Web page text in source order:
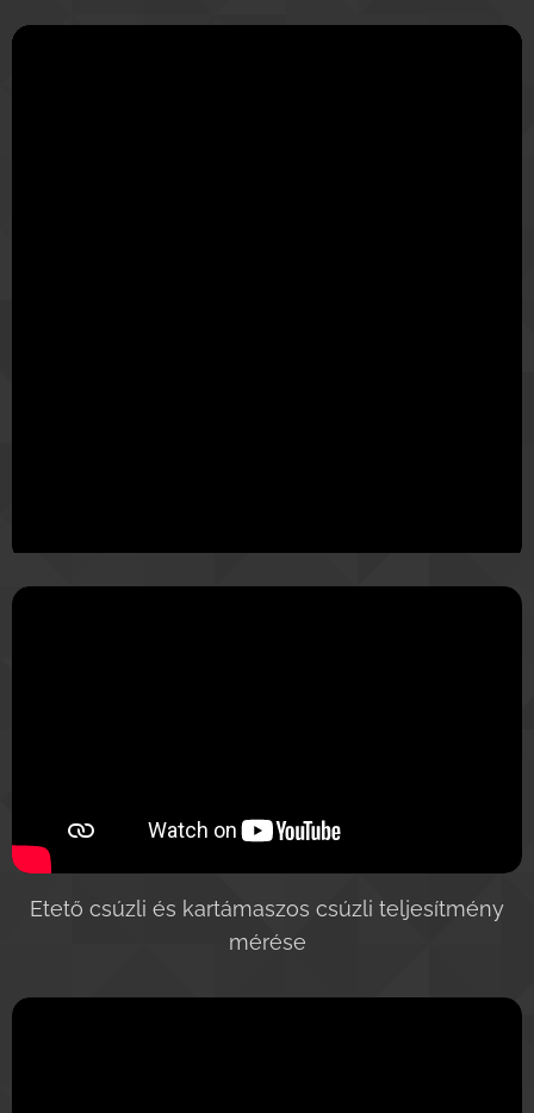
Etető csúzli és kartámaszos csúzli teljesítmény
mérése